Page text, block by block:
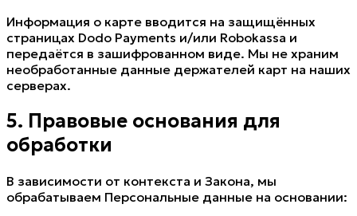
Информация о карте вводится на защищённых
страницах Dodo Payments и/или Robokassa и
передаётся в зашифрованном виде. Мы не храним
необработанные данные держателей карт на наших
серверах.
5. Правовые основания для
обработки
В зависимости от контекста и Закона, мы
обрабатываем Персональные данные на основании: